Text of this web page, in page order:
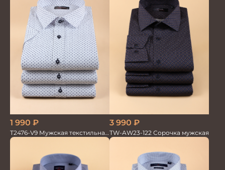
1 990 ₽
T2476-V9 Мужская текстильная
рубашка / Сорочка
3 990 ₽
TW-AW23-122 Сорочка мужская